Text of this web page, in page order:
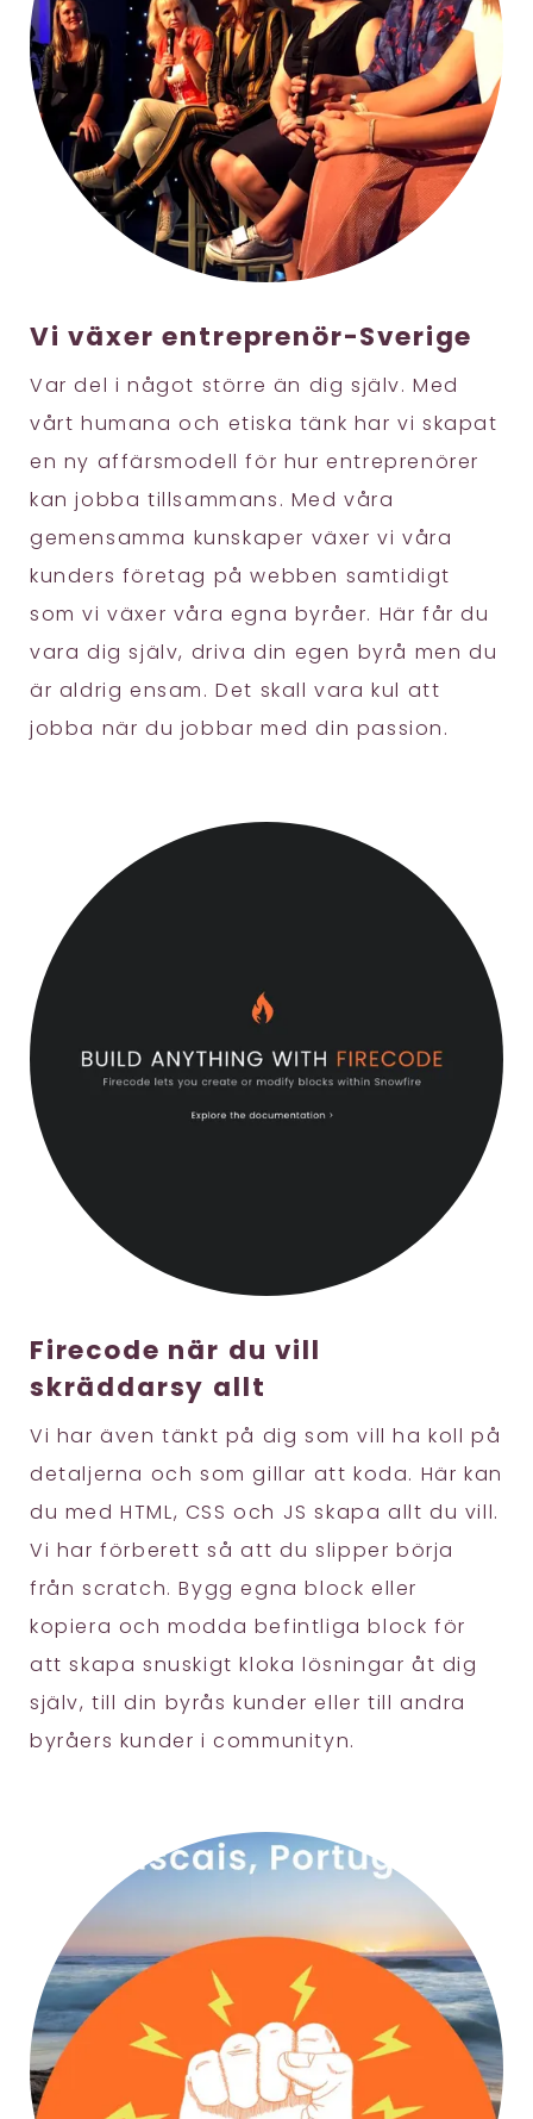
Vi växer entreprenör-Sverige
Var del i något större än dig själv. Med
vårt humana och etiska tänk har vi skapat
en ny affärsmodell för hur entreprenörer
kan jobba tillsammans. Med våra
gemensamma kunskaper växer vi våra
kunders företag på webben samtidigt
som vi växer våra egna byråer. Här får du
vara dig själv, driva din egen byrå men du
är aldrig ensam. Det skall vara kul att
jobba när du jobbar med din passion.
Firecode när du vill
skräddarsy allt
Vi har även tänkt på dig som vill ha koll på
detaljerna och som gillar att koda. Här kan
du med HTML, CSS och JS skapa allt du vill.
Vi har förberett så att du slipper börja
från scratch. Bygg egna block eller
kopiera och modda befintliga block för
att skapa snuskigt kloka lösningar åt dig
själv, till din byrås kunder eller till andra
byråers kunder i communityn.